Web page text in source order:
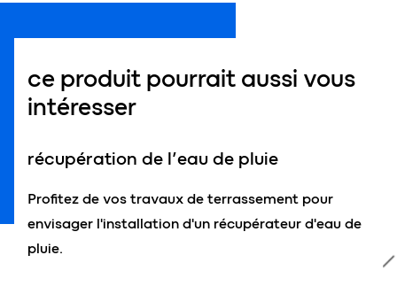
ce produit pourrait aussi vous
intéresser
récupération de l’eau de pluie
Profitez de vos travaux de terrassement pour
envisager l'installation d'un récupérateur d'eau de
pluie.